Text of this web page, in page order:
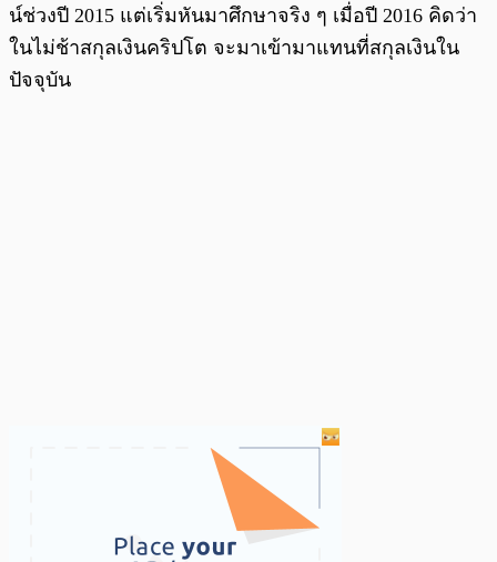
น์ช่วงปี 2015 แต่เริ่มหันมาศึกษาจริง ๆ เมื่อปี 2016 คิดว่า
ในไม่ช้าสกุลเงินคริปโต จะมาเข้ามาแทนที่สกุลเงินใน
ปัจจุบัน